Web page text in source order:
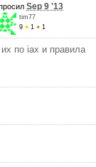
Sep 9 '13
tim77
9 ● 1 ● 1
по iax и правила